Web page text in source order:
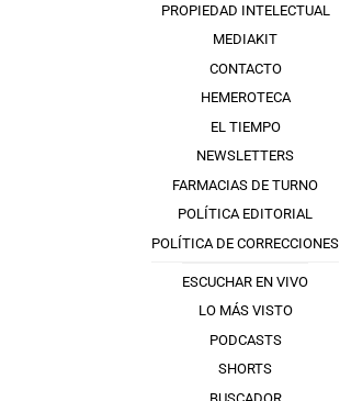
PROPIEDAD INTELECTUAL
MEDIAKIT
CONTACTO
HEMEROTECA
EL TIEMPO
NEWSLETTERS
FARMACIAS DE TURNO
POLÍTICA EDITORIAL
POLÍTICA DE CORRECCIONES
ESCUCHAR EN VIVO
LO MÁS VISTO
PODCASTS
SHORTS